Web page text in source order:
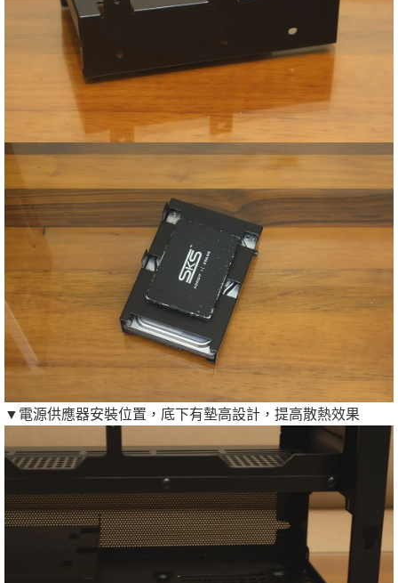
▼電源供應器安裝位置，底下有墊高設計，提高散熱效果